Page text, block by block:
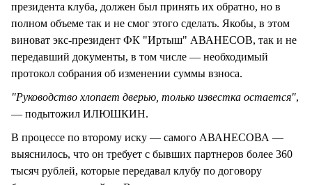
президента клуба, должен был принять их обратно, но в
полном объеме так и не смог этого сделать. Якобы, в этом
виноват экс-президент ФК "Иртыш" АВАНЕСОВ, так и не
передавший документы, в том числе — необходимый
протокол собрания об изменении суммы взноса.
"Руководство хлопает дверью, только известка остается",
— подытожил ИЛЮШКИН.
В процессе по второму иску — самого АВАНЕСОВА —
выяснилось, что он требует с бывших партнеров более 360
тысяч рублей, которые передавал клубу по договору